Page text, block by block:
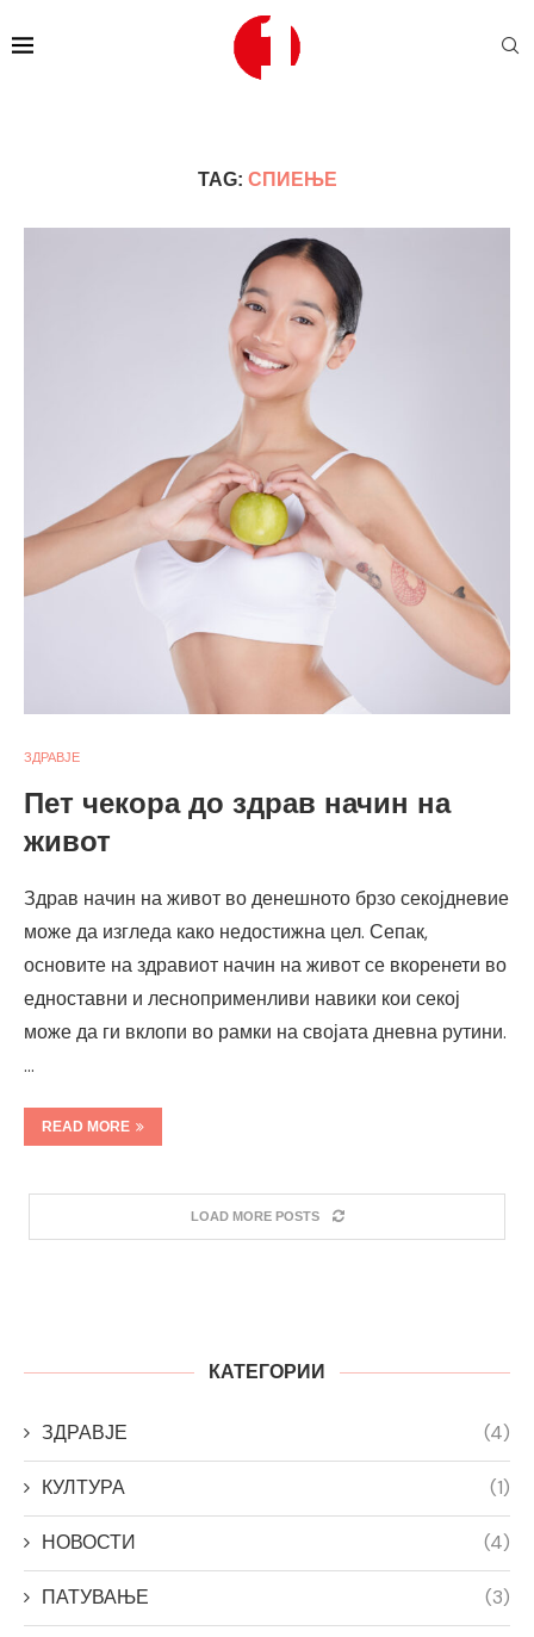
TAG: СПИЕЊЕ
ЗДРАВЈЕ
Пет чекора до здрав начин на
живот
Здрав начин на живот во денешното брзо секојдневие
може да изгледа како недостижна цел. Сепак,
основите на здравиот начин на живот се вкоренети во
едноставни и лесноприменливи навики кои секој
може да ги вклопи во рамки на својата дневна рутини.
…
READ MORE
LOAD MORE POSTS
КАТЕГОРИИ
ЗДРАВЈЕ (4)
КУЛТУРА (1)
НОВОСТИ (4)
ПАТУВАЊЕ (3)